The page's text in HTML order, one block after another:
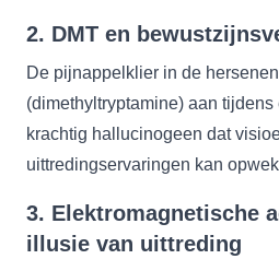
2. DMT en
De pijnappelklier in de
(dimethyltryptamine) aan
krachtig hallucinogeen dat
uittredingservaringen kan
3. Elektromagnetische
illusie van uittreding